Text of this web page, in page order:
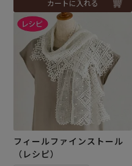
カートに入れる
フィールファインストール
（レシピ）